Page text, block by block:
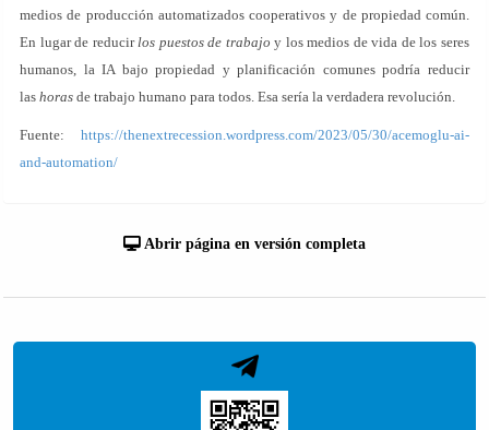
medios de producción automatizados cooperativos y de propiedad común.
En lugar de reducirlos puestos de trabajoy los medios de vida de los seres
humanos, la IA bajo propiedad y planificación comunes podría reducir
las horas de trabajo humano para todos. Esa sería la verdadera revolución.
Fuente: https://thenextrecession.wordpress.com/2023/05/30/acemoglu-ai-
and-automation/
Abrir página en versión completa